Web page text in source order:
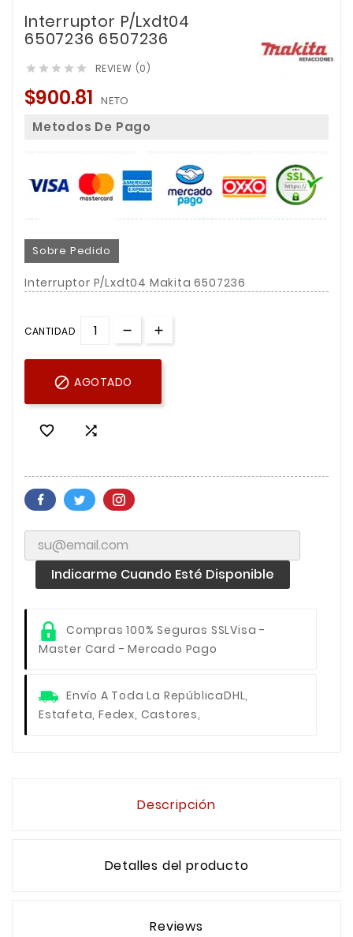
Interruptor P/Lxdt04
6507236 6507236
     REVIEW (0)
$900.81 NETO
Metodos De Pago
Sobre Pedido
Interruptor P/Lxdt04 Makita 6507236
CANTIDAD
 AGOTADO
 
Indicarme Cuando Esté Disponible
Compras 100% Seguras SSLVisa -
Master Card - Mercado Pago
Envío A Toda La RepúblicaDHL,
Estafeta, Fedex, Castores,
Descripción
Detalles del producto
Reviews